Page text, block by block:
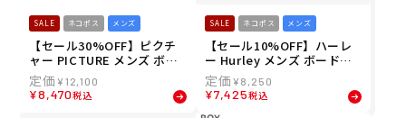
SALE ネコポス メンズ
【セール30%OFF】ピクチ
ャー PICTURE メンズ ボー
ドショーツ トランクス AND
Y 17 PRINTED BRDS MBS0
074 26SP
¥12,100
¥8,470税込
SALE ネコポス メンズ
【セール10%OFF】ハーレ
ー Hurley メンズ ボードシ
ョーツ トランクス キャノン
ボール ボレー キース・ヘリ
ング 17" MBS11885
¥8,250
¥7,425税込